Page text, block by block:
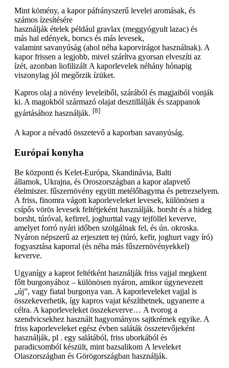
Mint kömény, a kapor páfrányszerű levelei aromásak, és
számos ízesítésére
használják ételek például gravlax (meggyógyult lazac) és
más hal edények, borscs és más levesek,
valamint savanyúság (ahol néha kaporvirágot használnak). A
kapor frissen a legjobb, mivel szárítva gyorsan elveszíti az
ízét, azonban liofilizált A kaporlevelek néhány hónapig
viszonylag jól megőrzik ízüket.
Kapros olaj a növény leveleiből, szárából és magjaiból vonják
ki. A magokból származó olajat desztillálják és szappanok
gyártásához használják. [8]
A kapor a névadó összetevő a kaporban savanyúság.
Európai konyha
Be központi és Kelet-Európa, Skandinávia, Balti
államok, Ukrajna, és Oroszországban a kapor alapvető
élelmiszer. fűszernövény együtt metélőhagyma és petrezselyem.
A friss, finomra vágott kaporleveleket levesek, különösen a
csípős vörös levesek feltétjeként használják. borsht és a hideg
borsht, túróval, kefirrel, joghurttal vagy tejföllel keverve,
amelyet forró nyári időben szolgálnak fel, és ún. okroska.
Nyáron népszerű az erjesztett tej (túró, kefir, joghurt vagy író)
fogyasztása kaporral (és néha más fűszernövényekkel)
keverve.
Ugyanígy a kaprot feltétként használják friss vajjal megkent
főtt burgonyához – különösen nyáron, amikor úgynevezett
„új”, vagy fiatal burgonya van. A kaporleveleket vajjal is
összekeverhetik, így kapros vajat készíthetnek, ugyanerre a
célra. A kaporleveleket összekeverve… A tvorog a
szendvicsekhez használt hagyományos sajtkrémek egyike. A
friss kaporleveleket egész évben saláták összetevőjeként
használják, pl . egy salátából, friss uborkából és
paradicsomból készült, mint bazsalikom A leveleket
Olaszországban és Görögországban használják.